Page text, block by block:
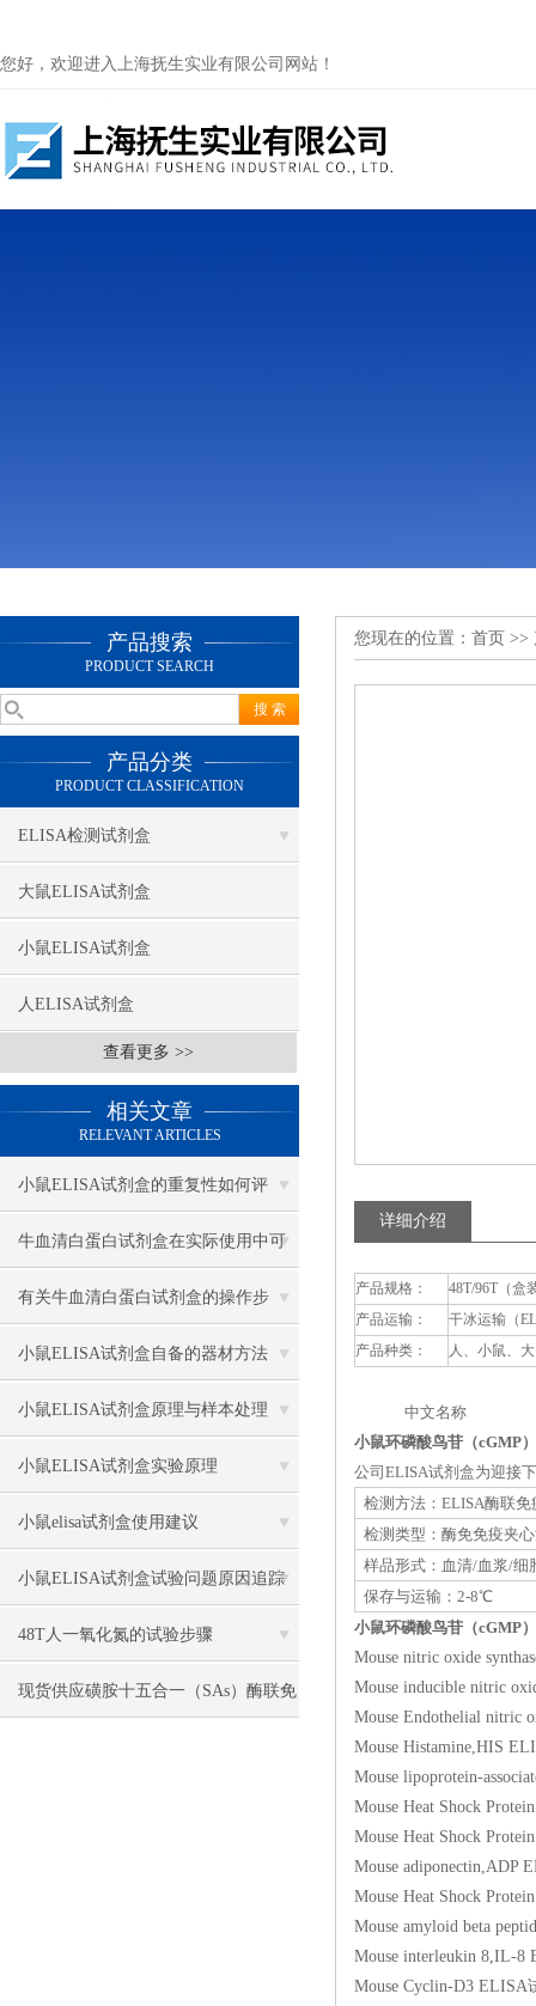
您好，欢迎进入上海抚生实业有限公司网站！
产品搜索
PRODUCT SEARCH
产品分类
PRODUCT CLASSIFICATION
ELISA检测试剂盒
大鼠ELISA试剂盒
小鼠ELISA试剂盒
人ELISA试剂盒
查看更多 >>
相关文章
RELEVANT ARTICLES
小鼠ELISA试剂盒的重复性如何评
估？
牛血清白蛋白试剂盒在实际使用中可
分为多种类型测定
有关牛血清白蛋白试剂盒的操作步
骤，以下有详细说明
小鼠ELISA试剂盒自备的器材方法
小鼠ELISA试剂盒原理与样本处理
小鼠ELISA试剂盒实验原理
小鼠elisa试剂盒使用建议
小鼠ELISA试剂盒试验问题原因追踪
48T人一氧化氮的试验步骤
现货供应磺胺十五合一（SAs）酶联免
您现在的位置： 首页 >>
详细介绍
产品规格：
48T/96T（盒
产品运输：
干冰运输（
产品种类：
人、小鼠、
中文名称 英
小鼠环磷酸鸟苷（cGMP
公司ELISA试剂盒为迎接
检测方法：ELISA酶联免
检测类型：酶免免疫夹
样品形式：血清/血浆/细
保存与运输：2-8℃
小鼠环磷酸鸟苷（cGMP
Mouse nitric oxide
Mouse inducible nitric
Mouse Endothelial nitric
Mouse Histamine,HIS
Mouse lipoprotein-
Mouse Heat Shock
Mouse Heat Shock
Mouse
Mouse Heat Shock
Mouse amyloid beta
Mouse interleukin 8,IL-
Mouse Cyclin-D3